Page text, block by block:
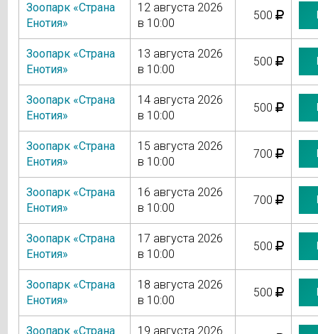
Зоопарк «Страна
Енотия»
12 августа 2026
в 10:00
500
Зоопарк «Страна
Енотия»
13 августа 2026
в 10:00
500
Зоопарк «Страна
Енотия»
14 августа 2026
в 10:00
500
Зоопарк «Страна
Енотия»
15 августа 2026
в 10:00
700
Зоопарк «Страна
Енотия»
16 августа 2026
в 10:00
700
Зоопарк «Страна
Енотия»
17 августа 2026
в 10:00
500
Зоопарк «Страна
Енотия»
18 августа 2026
в 10:00
500
Зоопарк «Страна 19 августа 2026